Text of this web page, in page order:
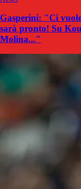
Gasperini: "Ci
sarà pronto! Su
Molina..."